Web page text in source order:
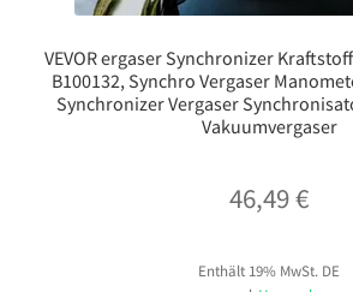
VEVOR ergaser Synchronizer
B100132, Synchro Vergaser
Synchronizer Vergaser
Vakuumvergaser
46,49€
Enthält 19% MwSt. DE